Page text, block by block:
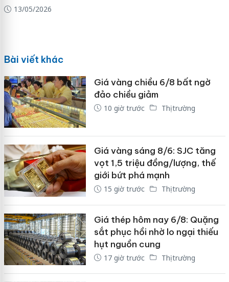
13/05/2026
Bài viết khác
Giá vàng chiều 6/8 bất ngờ
đảo chiều giảm
10 giờ trước Thị trường
Giá vàng sáng 8/6: SJC tăng
vọt 1,5 triệu đồng/lượng, thế
giới bứt phá mạnh
15 giờ trước Thị trường
Giá thép hôm nay 6/8: Quặng
sắt phục hồi nhờ lo ngại thiếu
hụt nguồn cung
17 giờ trước Thị trường